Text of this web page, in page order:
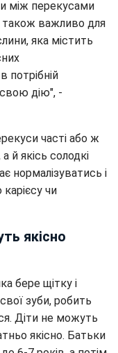
між перекусами
також важливо для
яка містить
потрібній
свою дію", -
часті або ж
й якісь солодкі
нормалізуватись і
чи
якісно
бере щітку і
зуби, робить
Діти не можуть
якісно. Батьки